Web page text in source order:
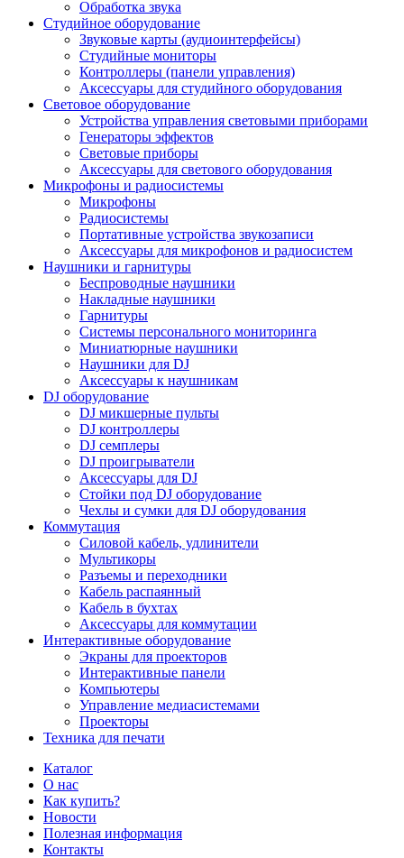
Обработка звука
Студийное оборудование
Звуковые карты (аудиоинтерфейсы)
Студийные мониторы
Контроллеры (панели управления)
Аксессуары для студийного оборудования
Световое оборудование
Устройства управления световыми приборами
Генераторы эффектов
Световые приборы
Аксессуары для светового оборудования
Микрофоны и радиосистемы
Микрофоны
Радиосистемы
Портативные устройства звукозаписи
Аксессуары для микрофонов и радиосистем
Наушники и гарнитуры
Беспроводные наушники
Накладные наушники
Гарнитуры
Системы персонального мониторинга
Миниатюрные наушники
Наушники для DJ
Аксессуары к наушникам
DJ оборудование
DJ микшерные пульты
DJ контроллеры
DJ семплеры
DJ проигрыватели
Аксессуары для DJ
Стойки под DJ оборудование
Чехлы и сумки для DJ оборудования
Коммутация
Силовой кабель, удлинители
Мультикоры
Разъемы и переходники
Кабель распаянный
Кабель в бухтах
Аксессуары для коммутации
Интерактивные оборудование
Экраны для проекторов
Интерактивные панели
Компьютеры
Управление медиасистемами
Проекторы
Техника для печати
Каталог
О нас
Как купить?
Новости
Полезная информация
Контакты